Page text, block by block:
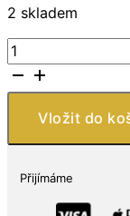
2 skladem
Granát
Hessonit
5,25
Vložit do
Přijímáme